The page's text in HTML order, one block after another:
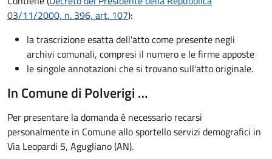
03/11/2000, n. 396, art. 107):
la trascrizione esatta dell'atto come presente negli
archivi comunali, compresi il numero e le firme apposte
le singole annotazioni che si trovano sull'atto originale.
In Comune di Polverigi …
Per presentare la domanda è necessario recarsi
personalmente in Comune allo sportello servizi demografici in
Via Leopardi 5, Agugliano (AN).